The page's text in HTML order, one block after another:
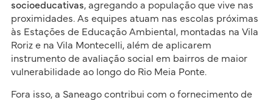
socioeducativas, agregando a população que vive nas
proximidades. As equipes atuam nas escolas próximas
às Estações de Educação Ambiental, montadas na Vila
Roriz e na Vila Montecelli, além de aplicarem
instrumento de avaliação social em bairros de maior
vulnerabilidade ao longo do Rio Meia Ponte.
Fora isso, a Saneago contribui com o fornecimento de